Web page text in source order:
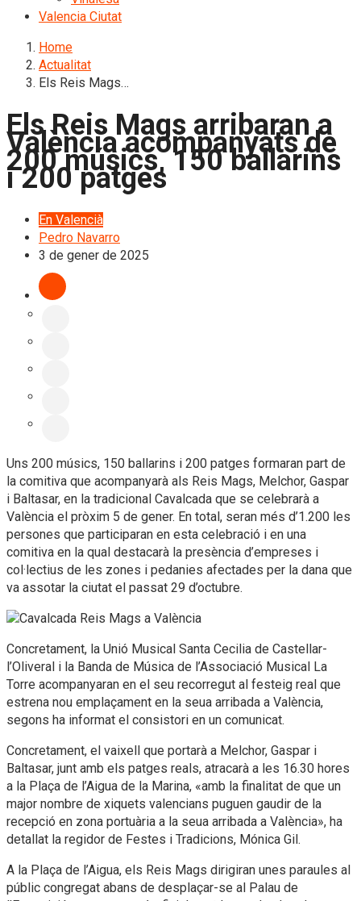
Valencia Ciutat
Home
Actualitat
Els Reis Mags…
Els Reis Mags arribaran a
València acompanyats de
200 músics, 150 ballarins
i 200 patges
En Valencià
Pedro Navarro
3 de gener de 2025
Uns 200 músics, 150 ballarins i 200 patges formaran part de
la comitiva que acompanyarà als Reis Mags, Melchor, Gaspar
i Baltasar, en la tradicional Cavalcada que se celebrarà a
València el pròxim 5 de gener. En total, seran més d’1.200 les
persones que participaran en esta celebració i en una
comitiva en la qual destacarà la presència d’empreses i
col·lectius de les zones i pedanies afectades per la dana que
va assotar la ciutat el passat 29 d’octubre.
Concretament, la Unió Musical Santa Cecilia de Castellar-
l’Oliveral i la Banda de Música de l’Associació Musical La
Torre acompanyaran en el seu recorregut al festeig real que
estrena nou emplaçament en la seua arribada a València,
segons ha informat el consistori en un comunicat.
Concretament, el vaixell que portarà a Melchor, Gaspar i
Baltasar, junt amb els patges reals, atracarà a les 16.30 hores
a la Plaça de l’Aigua de la Marina, «amb la finalitat de que un
major nombre de xiquets valencians puguen gaudir de la
recepció en zona portuària a la seua arribada a València», ha
detallat la regidor de Festes i Tradicions, Mónica Gil.
A la Plaça de l’Aigua, els Reis Mags dirigiran unes paraules al
públic congregat abans de desplaçar-se al Palau de